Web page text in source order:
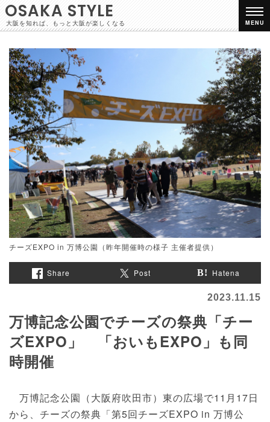
OSAKA STYLE
大阪を知れば、もっと大阪が楽しくなる MENU
チーズEXPO in 万博公園（昨年開催時の様子 主催者提供）
Share Post Hatena
2023.11.15
万博記念公園でチーズの祭典「チー
ズEXPO」 「おいもEXPO」も同
時開催
万博記念公園（大阪府吹田市）東の広場で11月17日
から、チーズの祭典「第5回チーズEXPO in 万博公